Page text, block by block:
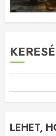
LEHET,